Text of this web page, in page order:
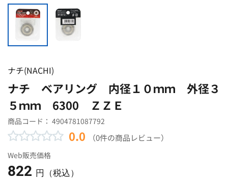
ナチ(NACHI)
ナチ ベアリング 内径１０ｍｍ 外径３
５ｍｍ 6300 ＺＺＥ
商品コード： 4904781087792
0.0 （0件の商品レビュー）
Web販売価格
822 円（税込）